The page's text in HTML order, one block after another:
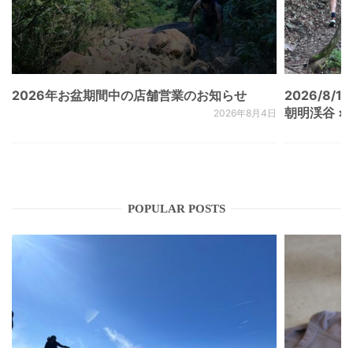
2026年お盆期間中の店舗営業のお知らせ
2026年8月4日
2026/8/
朝明渓谷 ×
POPULAR POSTS